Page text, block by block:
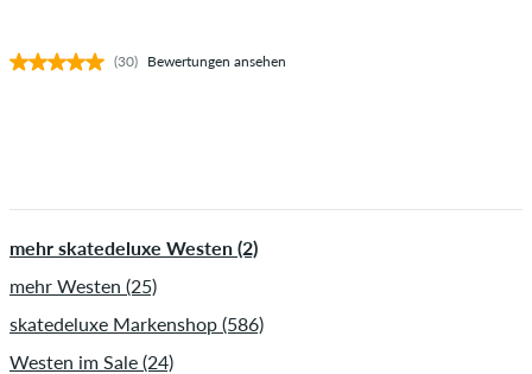
(30) Bewertungen ansehen
mehr skatedeluxe Westen (2)
mehr Westen (25)
skatedeluxe Markenshop (586)
Westen im Sale (24)